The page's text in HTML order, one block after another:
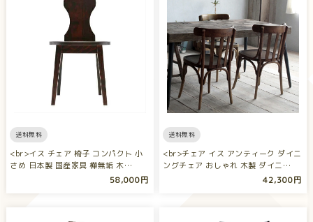
送料無料
<br>イス チェア 椅子 コンパクト 小
さめ 日本製 国産家具 樺無垢 木…
58,000円
送料無料
<br>チェア イス アンティーク ダイニ
ングチェア おしゃれ 木製 ダイニ…
42,300円